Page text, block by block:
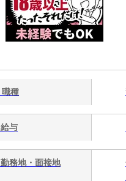
職種
給与
勤務地・面接地